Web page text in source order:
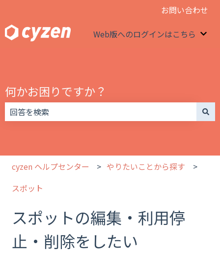
お問い合わせ
Web版へのログインはこちら
何かお困りですか？
cyzen ヘルプセンター
やりたいことから探す
スポット
スポットの編集・利用停
止・削除をしたい